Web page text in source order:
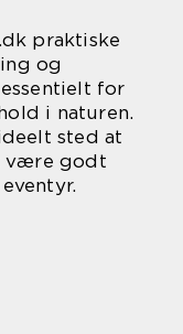
praktiske
og
for
i naturen.
sted at
være godt